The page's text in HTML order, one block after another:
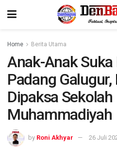
Home Berita Utama
Anak-Anak Suka
Padang
Dipaksa Sekolah
Muhammadiyah
by Roni Akhyar 26 Juli